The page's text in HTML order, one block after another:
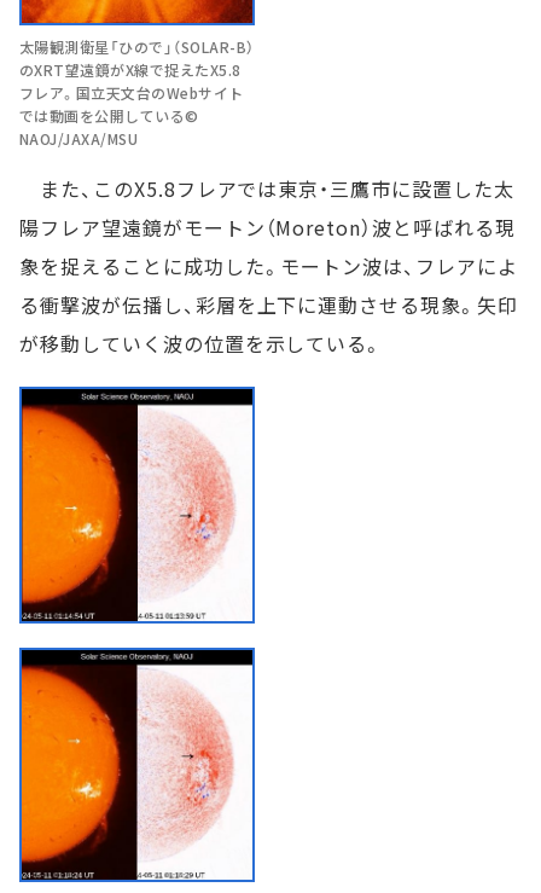
太陽観測衛星「ひので」（SOLAR-B）
のXRT望遠鏡がX線で捉えたX5.8
フレア。国立天文台のWebサイト
では動画を公開している©
NAOJ/JAXA/MSU
また、このX5.8フレアでは東京・三鷹市に設置した太
陽フレア望遠鏡がモートン（Moreton）波と呼ばれる現
象を捉えることに成功した。モートン波は、フレアによ
る衝撃波が伝播し、彩層を上下に運動させる現象。矢印
が移動していく波の位置を示している。